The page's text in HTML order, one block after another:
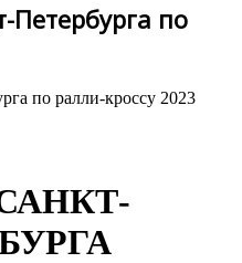
Петербурга по